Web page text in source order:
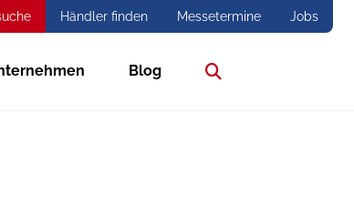
Händler finden Messetermine Jobs
Blog